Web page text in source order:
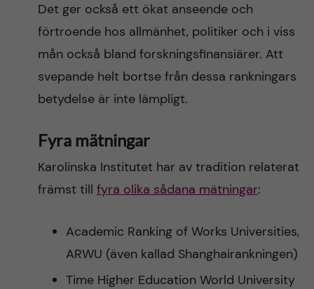
Det ger också ett ökat anseende och
förtroende hos allmänhet, politiker och i viss
mån också bland forskningsfinansiärer. Att
svepande helt bortse från dessa rankningars
betydelse är inte lämpligt.
Fyra mätningar
Karolinska Institutet har av tradition relaterat
främst till fyra olika sådana mätningar:
Academic Ranking of Works Universities,
ARWU (även kallad Shanghairankningen)
Time Higher Education World University